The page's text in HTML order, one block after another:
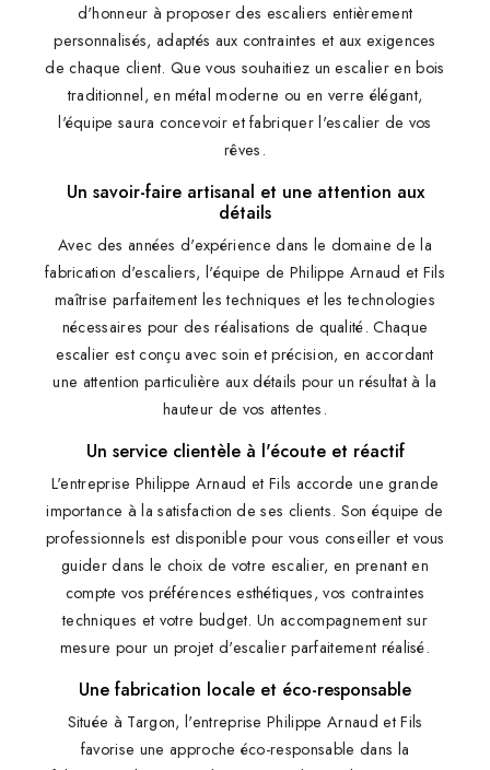
d'honneur à proposer des escaliers entièrement
personnalisés, adaptés aux contraintes et aux exigences
de chaque client. Que vous souhaitiez un escalier en bois
traditionnel, en métal moderne ou en verre élégant,
l'équipe saura concevoir et fabriquer l'escalier de vos
rêves.
Un savoir-faire artisanal et une attention aux
détails
Avec des années d'expérience dans le domaine de la
fabrication d'escaliers, l'équipe de Philippe Arnaud et Fils
maîtrise parfaitement les techniques et les technologies
nécessaires pour des réalisations de qualité. Chaque
escalier est conçu avec soin et précision, en accordant
une attention particulière aux détails pour un résultat à la
hauteur de vos attentes.
Un service clientèle à l'écoute et réactif
L'entreprise Philippe Arnaud et Fils accorde une grande
importance à la satisfaction de ses clients. Son équipe de
professionnels est disponible pour vous conseiller et vous
guider dans le choix de votre escalier, en prenant en
compte vos préférences esthétiques, vos contraintes
techniques et votre budget. Un accompagnement sur
mesure pour un projet d'escalier parfaitement réalisé.
Une fabrication locale et éco-responsable
Située à Targon, l'entreprise Philippe Arnaud et Fils
favorise une approche éco-responsable dans la